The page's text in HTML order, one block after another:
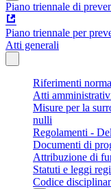
Piano triennale di
Piano triennale per
Atti generali
Riferimenti
Atti
Misure per la
nulli
Regolamenti -
Documenti di
Attribuzione di
Statuti e leggi
Codice